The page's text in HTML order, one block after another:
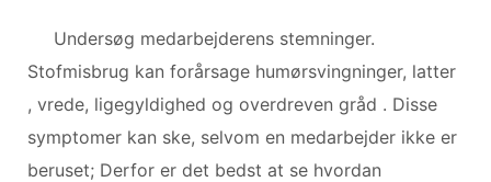
Undersøg medarbejderens stemninger.
Stofmisbrug kan forårsage humørsvingninger, latter
, vrede, ligegyldighed og overdreven gråd . Disse
symptomer kan ske, selvom en medarbejder ikke er
beruset; Derfor er det bedst at se hvordan